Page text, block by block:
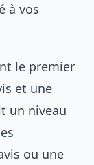
à vos
le premier
et une
un niveau
ou une